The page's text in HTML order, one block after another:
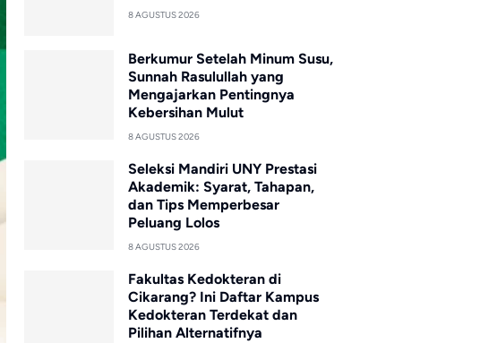
8 AGUSTUS 2026
Berkumur Setelah Minum Susu,
Sunnah Rasulullah yang
Mengajarkan Pentingnya
Kebersihan Mulut
8 AGUSTUS 2026
Seleksi Mandiri UNY Prestasi
Akademik: Syarat, Tahapan,
dan Tips Memperbesar
Peluang Lolos
8 AGUSTUS 2026
Fakultas Kedokteran di
Cikarang? Ini Daftar Kampus
Kedokteran Terdekat dan
Pilihan Alternatifnya